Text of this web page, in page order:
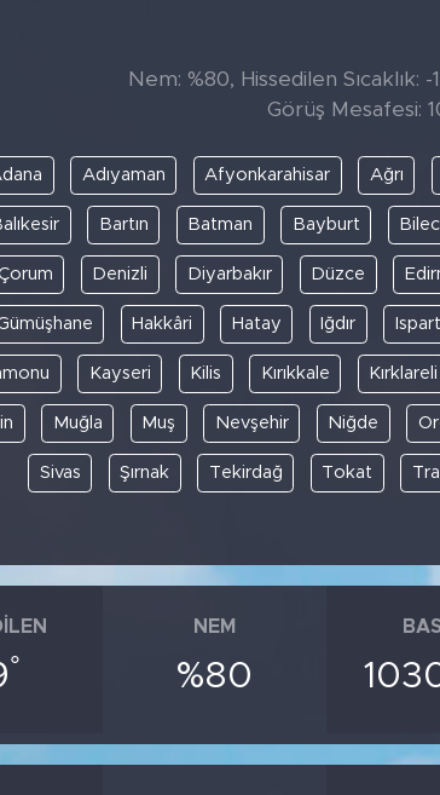
Nem: %80, Hissedilen Sıcaklık: -
Görüş Mesafesi:
Adıyaman Afyonkarahisar Ağrı
Bartın Batman Bayburt
Denizli Diyarbakır Düzce
Hakkâri Hatay Iğdır
Kayseri Kilis Kırıkkale Kırklareli
Muğla Muş Nevşehir Niğde
Sivas Şırnak Tekirdağ Tokat
°
NEM
%80